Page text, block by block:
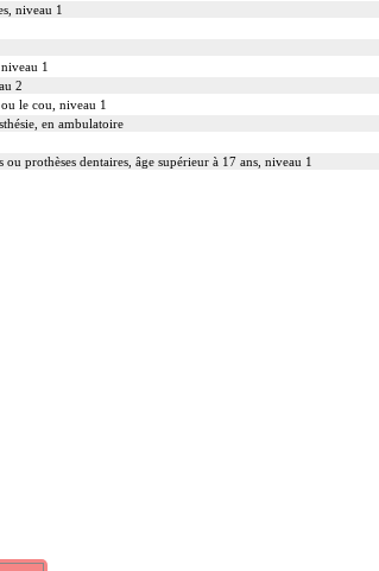
niveau 1
1
2
le cou, niveau 1
en ambulatoire
prothèses dentaires, âge supérieur à 17 ans, niveau 1